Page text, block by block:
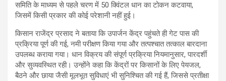
समिति के माध्यम से पहले चरण में 50 क्विंटल धान का टोकन कटवाया,
जिसमें किसी प्रकार की कोई परेशानी नहीं हुई।
किसान राजेंद्र प्रसाद ने बताया कि उपार्जन केंद्र पहुंचते ही गेट पास की
प्रक्रिया पूर्ण की गई, नमी परीक्षण किया गया और तत्पश्चात तत्काल बारदाना
उपलब्ध कराया गया। धान विक्रय की संपूर्ण प्रक्रिया नियमानुसार, पारदर्शी
और सुव्यवस्थित रही। उन्होंने कहा कि केंद्रों पर किसानों के लिए पेयजल,
बैठने और छाया जैसी मूलभूत सुविधाएं भी सुनिश्चित की गई हैं, जिससे प्रतीक्षा